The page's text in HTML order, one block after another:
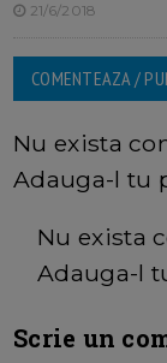
21/6/2018
COMENTEAZA /
Nu exista
Adauga-l tu
Nu exista
Adauga-l
Scrie un